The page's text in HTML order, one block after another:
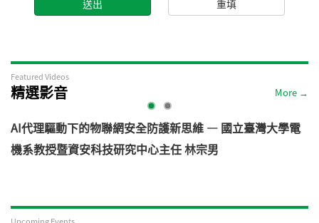
Featured Videos
精選影音 More →
AI代理驅動下的物聯網安全防護新思維 — 國立臺灣大學電
機系教授暨資安科技研究中心主任 林宗男